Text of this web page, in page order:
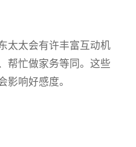
太太会有许丰富互动机
帮忙做家务等同。这些
影响好感度。